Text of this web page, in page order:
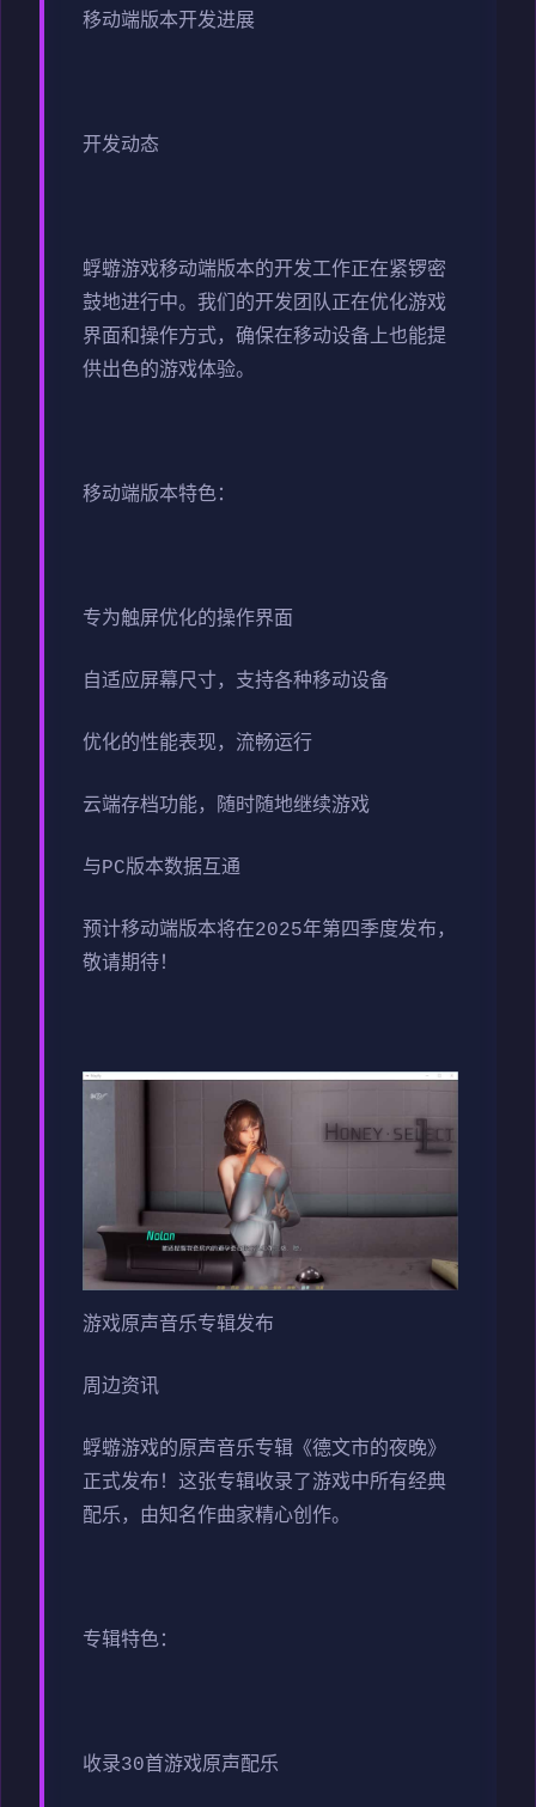
移动端版本开发进展
开发动态
蜉蝣游戏移动端版本的开发工作正在紧锣密
鼓地进行中。我们的开发团队正在优化游戏
界面和操作方式，确保在移动设备上也能提
供出色的游戏体验。
移动端版本特色：
专为触屏优化的操作界面
自适应屏幕尺寸，支持各种移动设备
优化的性能表现，流畅运行
云端存档功能，随时随地继续游戏
与PC版本数据互通
预计移动端版本将在2025年第四季度发布，
敬请期待！
游戏原声音乐专辑发布
周边资讯
蜉蝣游戏的原声音乐专辑《德文市的夜晚》
正式发布！这张专辑收录了游戏中所有经典
配乐，由知名作曲家精心创作。
专辑特色：
收录30首游戏原声配乐